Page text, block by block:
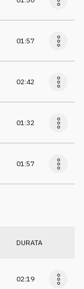
01:57
02:42
01:32
01:57
DURATA
02:19